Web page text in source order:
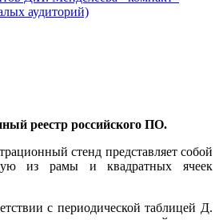
аудиторий)
реестр российского ПО.
стенд представляет собой
из рамы и квадратных ячеек
с периодической таблицей Д.